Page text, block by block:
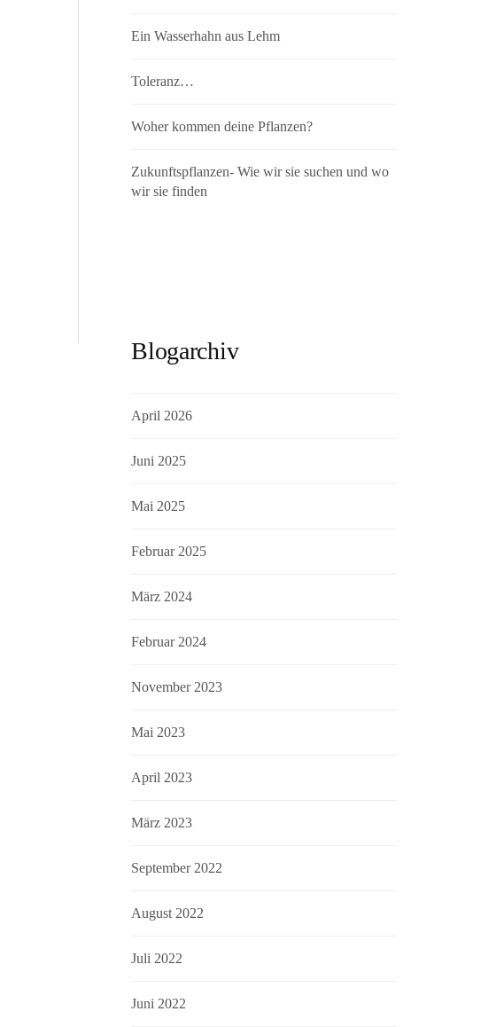
Ein Wasserhahn aus Lehm
Toleranz…
Woher kommen deine Pflanzen?
Zukunftspflanzen- Wie wir sie suchen und wo
wir sie finden
Blogarchiv
April 2026
Juni 2025
Mai 2025
Februar 2025
März 2024
Februar 2024
November 2023
Mai 2023
April 2023
März 2023
September 2022
August 2022
Juli 2022
Juni 2022